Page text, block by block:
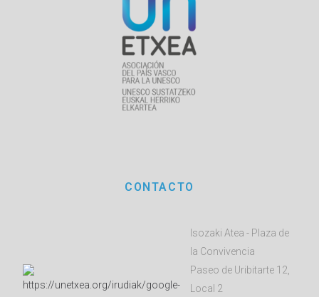
CONTACTO
Isozaki Atea - Plaza de
la Convivencia
Paseo de Uribitarte 12,
Local 2